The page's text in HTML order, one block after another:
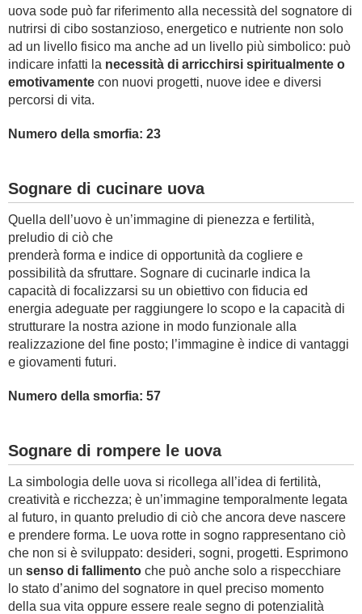
uova sode può far riferimento alla necessità del sognatore di
nutrirsi di cibo sostanzioso, energetico e nutriente non solo
ad un livello fisico ma anche ad un livello più simbolico: può
indicare infatti la necessità di arricchirsi spiritualmente o
emotivamente con nuovi progetti, nuove idee e diversi
percorsi di vita.
Numero della smorfia: 23
Sognare di cucinare uova
Quella dell’uovo è un’immagine di pienezza e fertilità,
preludio di ciò che
prenderà forma e indice di opportunità da cogliere e
possibilità da sfruttare. Sognare di cucinarle indica la
capacità di focalizzarsi su un obiettivo con fiducia ed
energia adeguate per raggiungere lo scopo e la capacità di
strutturare la nostra azione in modo funzionale alla
realizzazione del fine posto; l’immagine è indice di vantaggi
e giovamenti futuri.
Numero della smorfia: 57
Sognare di rompere le uova
La simbologia delle uova si ricollega all’idea di fertilità,
creatività e ricchezza; è un’immagine temporalmente legata
al futuro, in quanto preludio di ciò che ancora deve nascere
e prendere forma. Le uova rotte in sogno rappresentano ciò
che non si è sviluppato: desideri, sogni, progetti. Esprimono
un senso di fallimento che può anche solo a rispecchiare
lo stato d’animo del sognatore in quel preciso momento
della sua vita oppure essere reale segno di potenzialità